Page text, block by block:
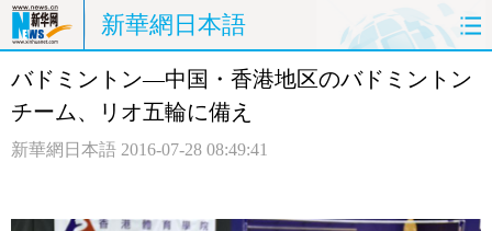
新華網日本語
ホームページ 政治 経済
バドミントン―中国・香港地区のバドミントン
チーム、リオ五輪に備え
新華網日本語 2016-07-28 08:49:41